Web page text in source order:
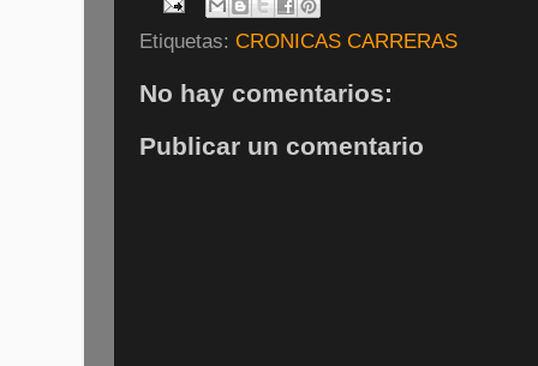
Etiquetas: CRONICAS CARRERAS
No hay comentarios:
Publicar un comentario